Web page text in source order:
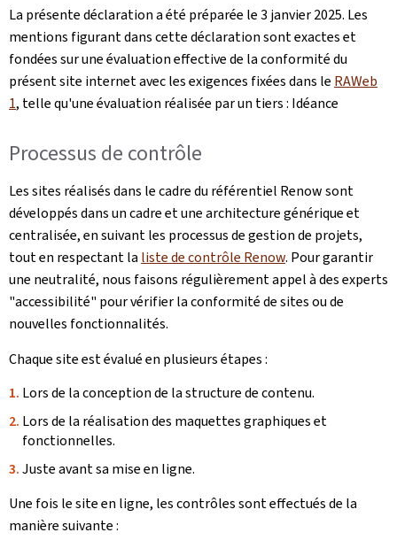
La présente déclaration a été préparée le3 janvier 2025. Les
mentions figurant dans cette déclaration sont exactes et
fondées sur une évaluation effective de la conformité du
présent site internet avec les exigences fixées dans le RAWeb
1, telle qu'une évaluation réalisée par un tiers : Idéance
Processus de contrôle
Les sites réalisés dans le cadre du référentiel Renow sont
développés dans un cadre et une architecture générique et
centralisée, en suivant les processus de gestion de projets,
tout en respectant la liste de contrôle Renow. Pour garantir
une neutralité, nous faisons régulièrement appel à des experts
"accessibilité" pour vérifier la conformité de sites ou de
nouvelles fonctionnalités.
Chaque site est évalué en plusieurs étapes :
Lors de la conception de la structure de contenu.
Lors de la réalisation des maquettes graphiques et
fonctionnelles.
Juste avant sa mise en ligne.
Une fois le site en ligne, les contrôles sont effectués de la
manière suivante :